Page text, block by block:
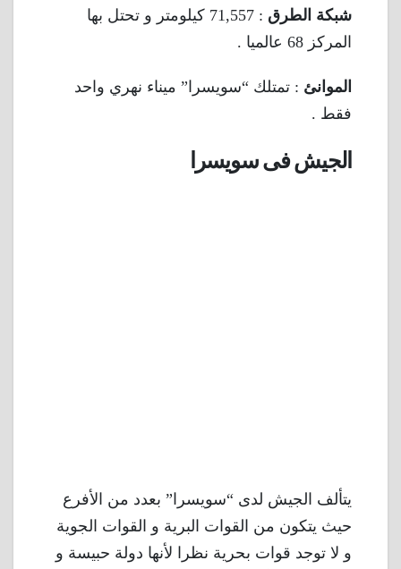
شبكة الطرق
: 71,557 كيلومتر و تحتل بها
المركز 68 عالميا .
الموانئ : تمتلك “سويسرا” ميناء نهري واحد
فقط .
الجيش فى سويسرا
يتألف الجيش لدى “سويسرا” بعدد من الأفرع
حيث يتكون من القوات البرية و القوات الجوية
و لا توجد قوات بحرية نظرا لأنها دولة حبيسة و